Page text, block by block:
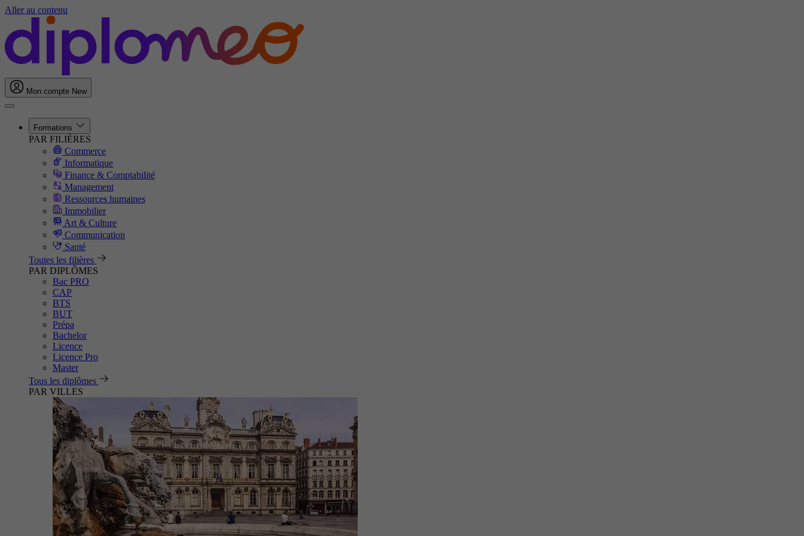
Aller au contenu
Mon compte New
Formations
PAR FILIÈRES
Commerce
Informatique
Finance & Comptabilité
Management
Ressources humaines
Immobilier
Art & Culture
Communication
Santé
Toutes les filières
PAR DIPLÔMES
Bac PRO
CAP
BTS
BUT
Prépa
Bachelor
Licence
Licence Pro
Master
Tous les diplômes
PAR VILLES